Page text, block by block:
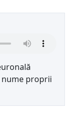
proprii